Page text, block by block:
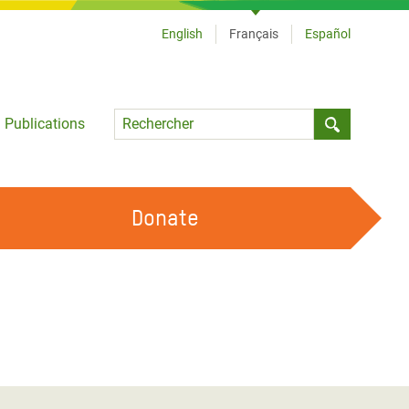
Publications
Language
English Français Español
Donate